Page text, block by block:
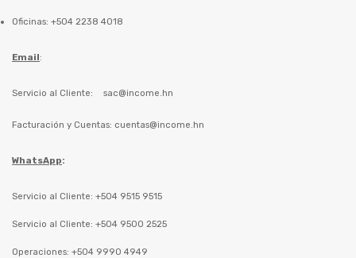
Oficinas: +504 2238 4018
Email:
Servicio al Cliente: sac@income.hn
Facturación y Cuentas: cuentas@income.hn
WhatsApp:
Servicio al Cliente: +504 9515 9515
Servicio al Cliente: +504 9500 2525
Operaciones: +504 9990 4949